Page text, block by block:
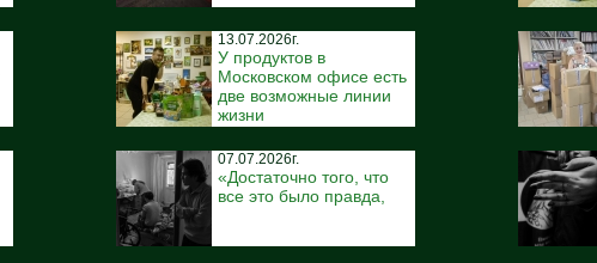
13.07.2026г.
У продуктов в
Московском офисе есть
две возможные линии
жизни
07.07.2026г.
«Достаточно того, что
все это было правда,